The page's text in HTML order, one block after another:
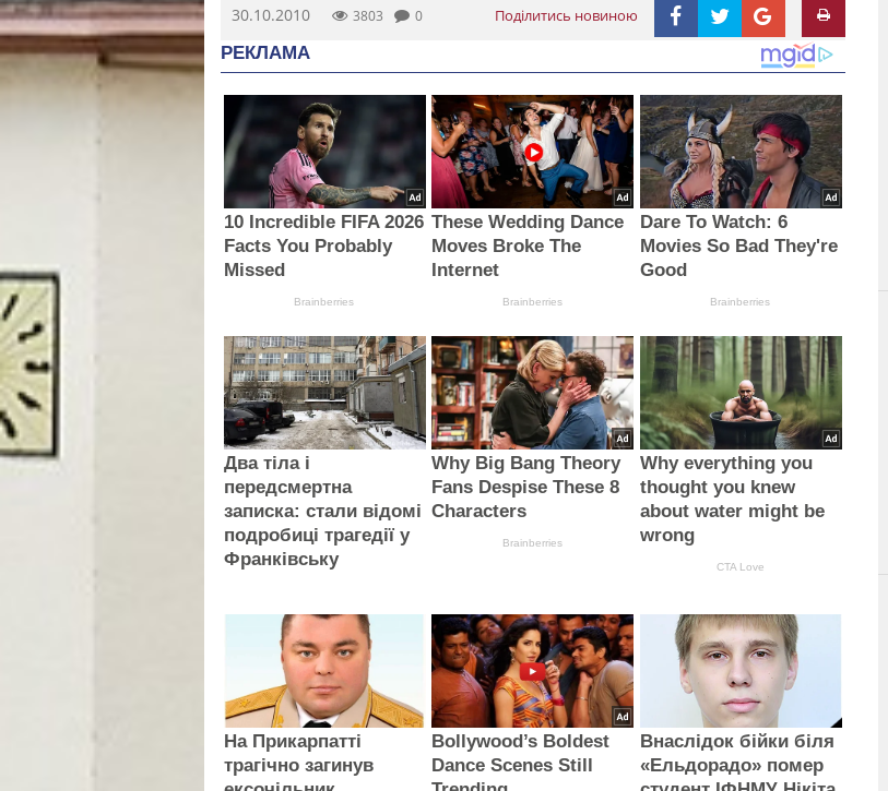
30.10.2010 3803 0 Поділитись новиною
РЕКЛАМА
10 Incredible FIFA 2026
Facts You Probably
Missed
Brainberries
These Wedding Dance
Moves Broke The
Internet
Brainberries
Dare To Watch: 6
Movies So Bad They're
Good
Brainberries
Два тіла і
передсмертна
записка: стали відомі
подробиці трагедії у
Франківську
Why Big Bang Theory
Fans Despise These 8
Characters
Brainberries
Why everything you
thought you knew
about water might be
wrong
CTA Love
На Прикарпатті
трагічно загинув
Bollywood’s Boldest
Dance Scenes Still
Внаслідок бійки біля
«Ельдорадо» помер